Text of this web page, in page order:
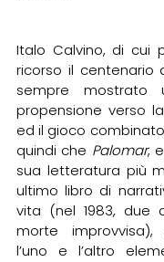
Italo Calvino, di cui
ricorso il centenario
sempre mostrato
propensione verso
ed il gioco
quindi che Palomar,
sua letteratura più
ultimo libro di
vita (nel 1983, due
morte
l’uno e l’altro